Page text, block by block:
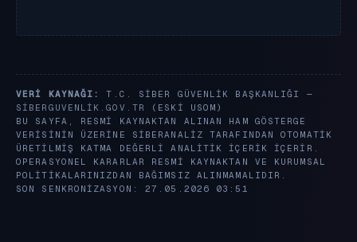
VERI KAYNAĞI:
T.C. SIBER GÜVENLIK BAŞKANLIĞI —
SIBERGUVENLIK.GOV.TR
(ESKI USOM)
BU SAYFA, RESMI KAYNAKTAN ALINAN HAM GÖSTERGE
VERISININ ÜZERINE SIBERANALIZ TARAFINDAN OTOMATIK
ÜRETILMIŞ KATMA DEĞERLI ANALITIK IÇERIK IÇERIR.
OPERASYONEL KARARLAR RESMI KAYNAKTAN VE KURUMSAL
POLITIKALARINIZDAN BAĞIMSIZ ALINMAMALIDIR.
SON SENKRONIZASYON: 27.05.2026 03:51